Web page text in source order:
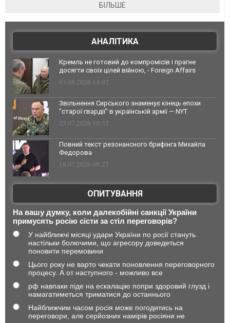
БІЛЬШЕ
АНАЛІТИКА
Кремль не готовий до компромісів і прагне
досягти своїх цілей війною, - Foreign Affairs
03.08.2026 13:02
Звільнення Сирського знаменує кінець епохи
"старої гвардії" в українській армії — NYT
23.07.2026 10:32
Повний текст резонансного брифінга Михайла
Федорова
18.07.2026 09:27
ОПИТУВАННЯ
На вашу думку, коли далекобійні санкції України
примусять росію сісти за стіл переговорів?
У найближчі місяці удари України по росії стануть
настільки болючими, що агресору доведеться
поновити перемовини
Цього року не варто чекати поновлення переговорного
процесу. А от наступного - можливо все
рф навпаки піде на ескалацію попри здоровий глузд і
намагатиметься триматися до останнього
Найближчим часом росія може погодитись на
переговори, але серйозних намірів росіяни не